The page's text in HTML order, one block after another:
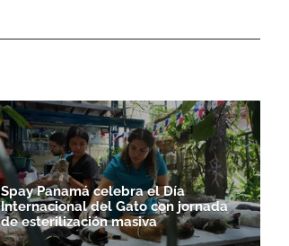
Spay Panamá celebra el Día
Internacional del Gato con jornada
de esterilización masiva